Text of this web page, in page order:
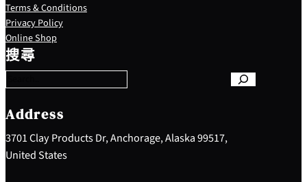
Terms & Conditions
Privacy Policy
Online Shop
搜尋
S
e
a
c
h
Address
3701 Clay Products Dr, Anchorage, Alaska 99517,
United States